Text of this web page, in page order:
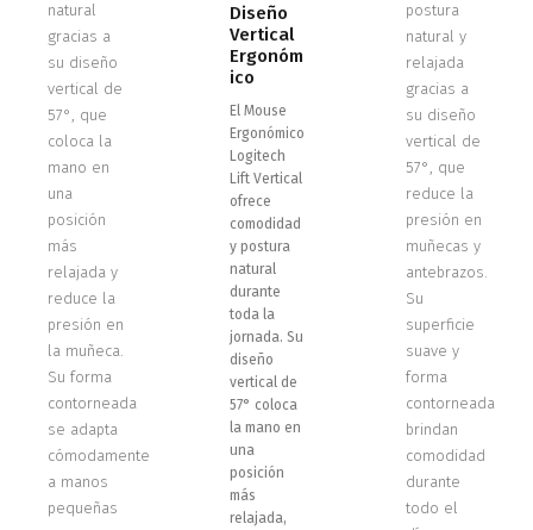
natural
gracias a
su diseño
vertical de
57°, que
coloca la
mano en
una
posición
más
relajada y
reduce la
presión en
la muñeca.
Su forma
contorneada
se adapta
cómodamente
a manos
pequeñas
Diseño
Vertical
Ergonóm
ico
El Mouse
Ergonómico
Logitech
Lift Vertical
ofrece
comodidad
y postura
natural
durante
toda la
jornada. Su
diseño
vertical de
57° coloca
la mano en
una
posición
más
relajada,
postura
natural y
relajada
gracias a
su diseño
vertical de
57°, que
reduce la
presión en
muñecas y
antebrazos.
Su
superficie
suave y
forma
contorneada
brindan
comodidad
durante
todo el